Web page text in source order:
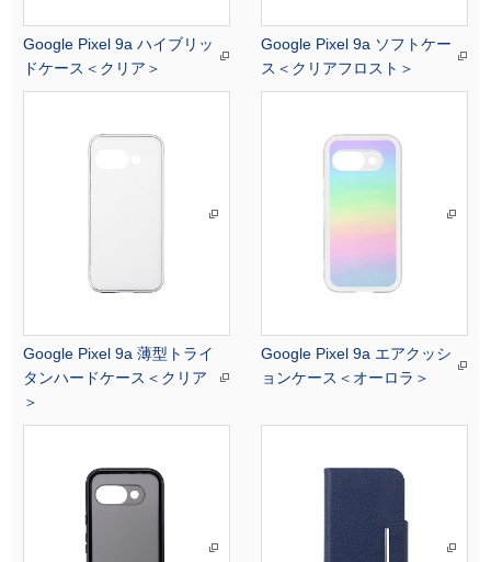
Google Pixel 9a ハイブリッ
ドケース＜クリア＞
Google Pixel 9a ソフトケー
ス＜クリアフロスト＞
Google Pixel 9a 薄型トライ
タンハードケース＜クリア
＞
Google Pixel 9a エアクッシ
ョンケース＜オーロラ＞